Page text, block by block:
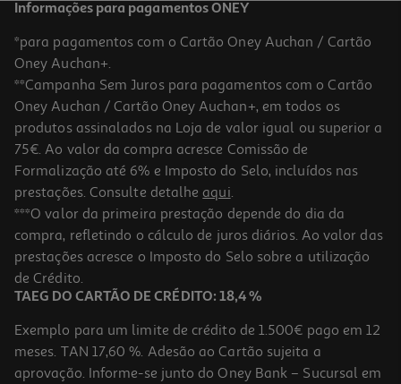
Informações para pagamentos ONEY
*para pagamentos com o Cartão Oney Auchan / Cartão
Oney Auchan+.
**Campanha Sem Juros para pagamentos com o Cartão
Oney Auchan / Cartão Oney Auchan+, em todos os
produtos assinalados na Loja de valor igual ou superior a
75€. Ao valor da compra acresce Comissão de
Formalização até 6% e Imposto do Selo, incluídos nas
prestações. Consulte detalhe aqui.
***O valor da primeira prestação depende do dia da
compra, refletindo o cálculo de juros diários. Ao valor das
prestações acresce o Imposto do Selo sobre a utilização
de Crédito.
TAEG DO CARTÃO DE CRÉDITO: 18,4 %
Exemplo para um limite de crédito de 1.500€ pago em 12
meses. TAN 17,60 %. Adesão ao Cartão sujeita a
aprovação. Informe-se junto do Oney Bank – Sucursal em